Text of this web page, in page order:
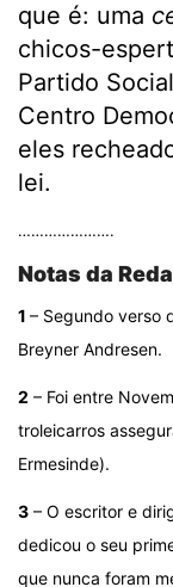
que é: uma
chicos-
Partido
Centro
eles
lei.
………………….
Notas da
1 – Segundo verso
Breyner Andresen.
2 – Foi entre
troleicarros
Ermesinde).
3 – O escritor e
dedicou o seu
que nunca foram